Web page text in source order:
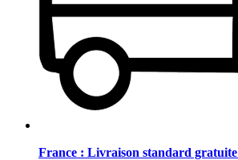
France : Livraison standard gratuite